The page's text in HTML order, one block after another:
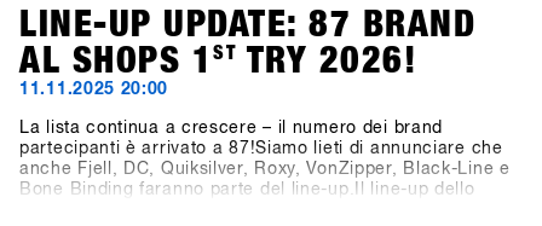
LINE-UP UPDATE: 87 BRAND
AL SHOPS 1
ST TRY 2026!
11.11.2025 20:00
La lista continua a crescere – il numero dei brand
partecipanti è arrivato a 87!Siamo lieti di annunciare che
anche Fjell, DC, Quiksilver, Roxy, VonZipper, Black-Line e
Bone Binding faranno parte del line-up.Il line-up dello